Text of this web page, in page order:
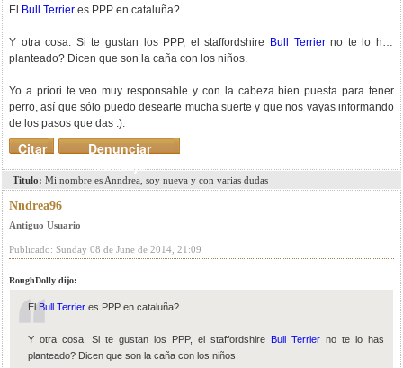
El Bull Terrier es PPP en cataluña?
Y otra cosa. Si te gustan los PPP, el staffordshire Bull Terrierno te lo has
planteado? Dicen que son la caña con los niños.
Yo a priori te veo muy responsable y con la cabeza bien puesta para tener
perro, así que sólo puedo desearte mucha suerte y que nos vayas informando
de los pasos que das :).
Denunciar
mensaje
Citar
Titulo: Mi nombre es Anndrea, soy nueva y con varias dudas
Nndrea96
Antiguo Usuario
Publicado: Sunday 08 de June de 2014, 21:09
RoughDolly dijo:
ElBull Terrier es PPP en cataluña?
Y otra cosa. Si te gustan los PPP, el staffordshire Bull Terrier no te lo has
planteado? Dicen que son la caña con los niños.